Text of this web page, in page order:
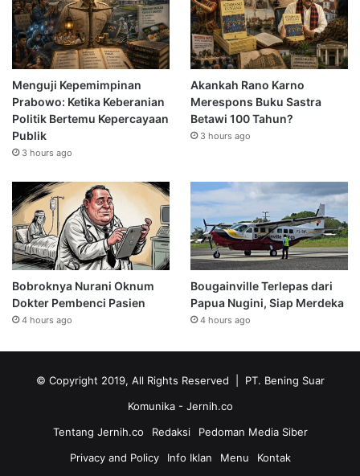
Menguji Kepemimpinan
Prabowo: Ketika Keberanian
Politik Bertemu Kepercayaan
Publik
3 hours ago
Akankah Rano Karno
Merespons Buku Sastra
Betawi 100 Tahun?
3 hours ago
Bobroknya Nurani Oknum
Dokter Pembenci Pasien
4 hours ago
Bougainville Terlepas dari
Papua Nugini, Siap Merdeka
4 hours ago
© Copyright 2019, All Rights Reserved | PT. Bening Suar
Komunika - Jernih.co
Tentang Jernih.co
Redaksi
Pedoman Media Siber
Privacy and Policy
Info Iklan Menu Kontak